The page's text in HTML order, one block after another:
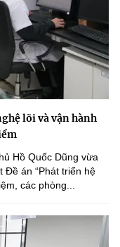
lõi và vận hành
Hồ Quốc Dũng vừa
Đề án “Phát triển hệ
các phòng...